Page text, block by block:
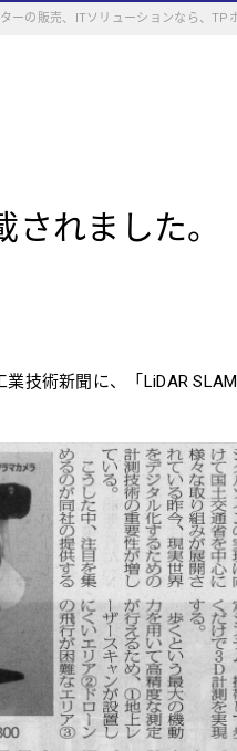
ーの販売、ITソリューションなら、TP
れました。
技術新聞に、「LiDAR